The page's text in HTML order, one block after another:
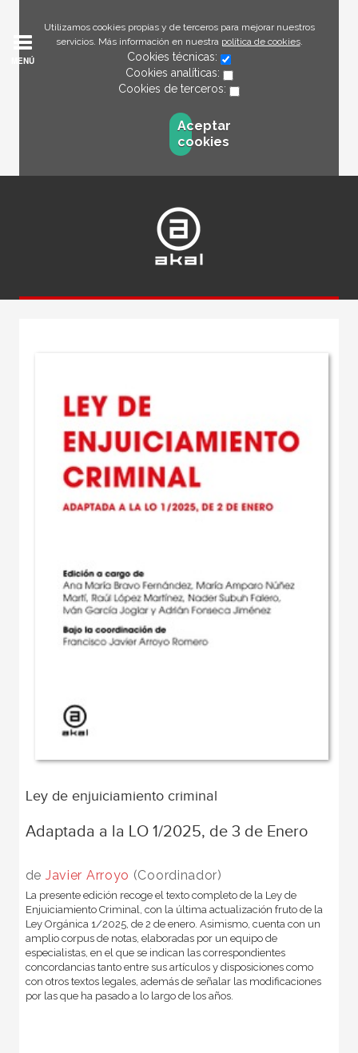
Utilizamos cookies propias y de terceros para mejorar nuestros
servicios. Más información en nuestra política de cookies.
Cookies técnicas:
Cookies analíticas:
Cookies de terceros:
Aceptar
cookies
MENÚ
Ley de enjuiciamiento criminal
Adaptada a la LO 1/2025, de 3 de Enero
de Javier Arroyo (Coordinador)
La presente edición recoge el texto completo de la Ley de
Enjuiciamiento Criminal, con la última actualización fruto de la
Ley Orgánica 1/2025, de 2 de enero. Asimismo, cuenta con un
amplio corpus de notas, elaboradas por un equipo de
especialistas, en el que se indican las correspondientes
concordancias tanto entre sus artículos y disposiciones como
con otros textos legales, además de señalar las modificaciones
por las que ha pasado a lo largo de los años.